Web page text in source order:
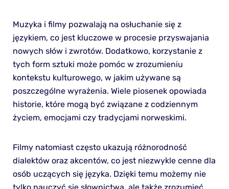
Muzyka i filmy pozwalają na osłuchanie się z
językiem, co jest kluczowe w procesie przyswajania
nowych słów i zwrotów. Dodatkowo, korzystanie z
tych form sztuki może pomóc w zrozumieniu
kontekstu kulturowego, w jakim używane są
poszczególne wyrażenia. Wiele piosenek opowiada
historie, które mogą być związane z codziennym
życiem, emocjami czy tradycjami norweskimi.
Filmy natomiast często ukazują różnorodność
dialektów oraz akcentów, co jest niezwykle cenne dla
osób uczących się języka. Dzięki temu możemy nie